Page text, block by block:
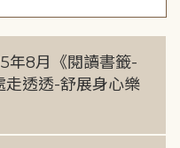
年8月《閱讀書籤-
走透透-舒展身心樂